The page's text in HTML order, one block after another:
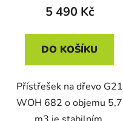
5 490 Kč
DO KOŠÍKU
Přístřešek na dřevo G21
WOH 682 o objemu 5,7